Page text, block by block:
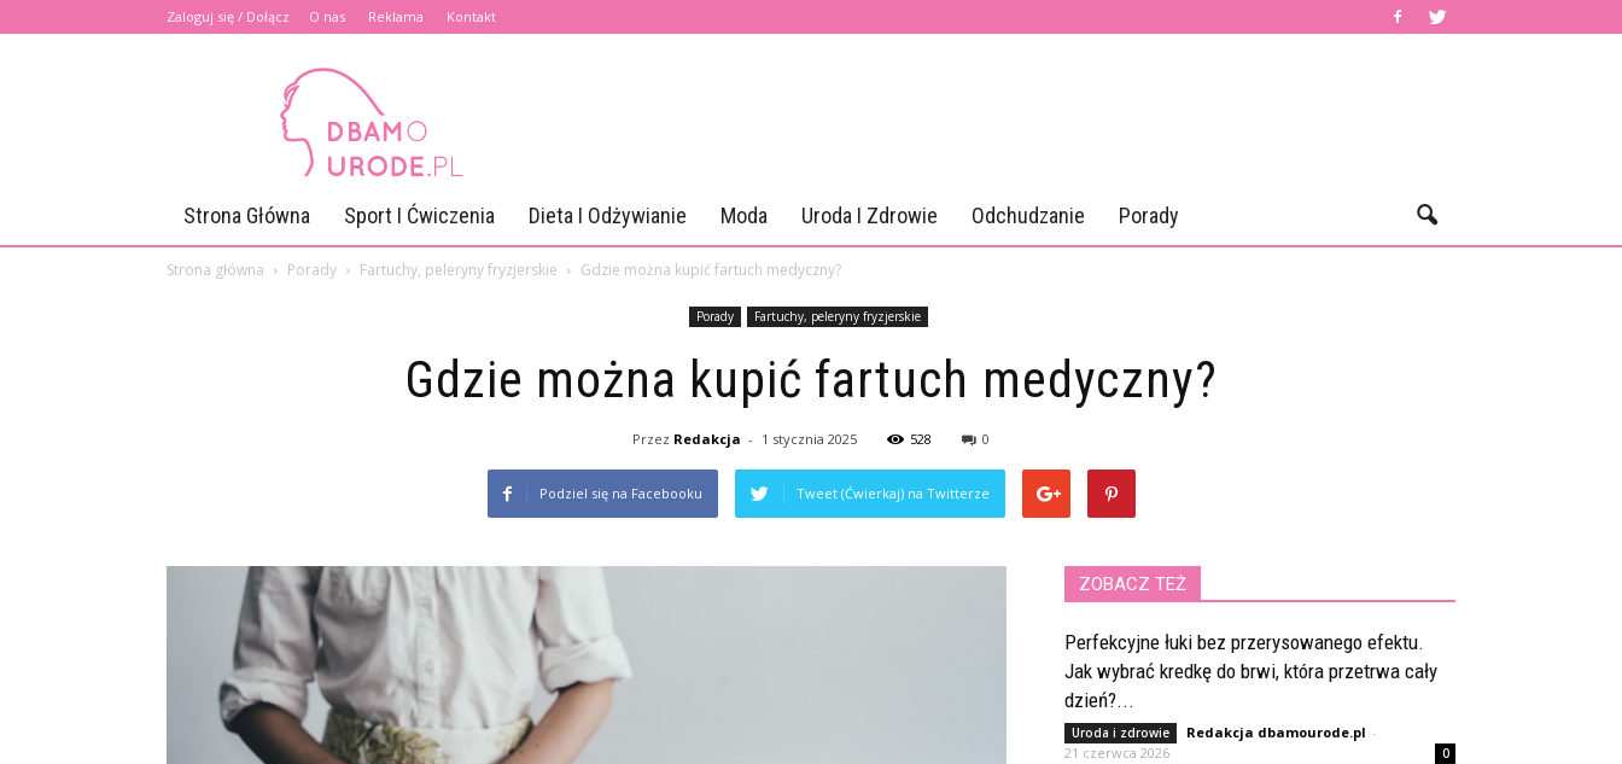
Zaloguj się / Dołącz O nas Reklama Kontakt
Dbamourode.pl
Strona Główna Sport I Ćwiczenia Dieta I Odżywianie Moda Uroda I Zdrowie Odchudzanie Porady
Strona główna Porady Fartuchy, peleryny fryzjerskie Gdzie można kupić fartuch medyczny?
Porady Fartuchy, peleryny fryzjerskie
Gdzie można kupić fartuch medyczny?
Przez Redakcja - 1 stycznia 2025 528 0
Podziel się na Facebooku Tweet (Ćwierkaj) na Twitterze
ZOBACZ TEŻ
Perfekcyjne łuki bez przerysowanego efektu.
Jak wybrać kredkę do brwi, która przetrwa cały
dzień?...
Uroda i zdrowie Redakcja dbamourode.pl -
21 czerwca 2026
0